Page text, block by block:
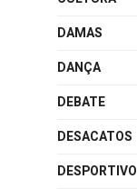
DAMAS
DANÇA
DEBATE
DESACATOS
DESPORTIVO